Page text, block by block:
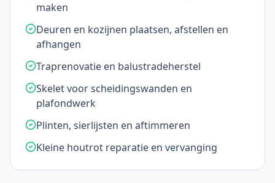
maken
Deuren en kozijnen plaatsen, afstellen en
afhangen
Traprenovatie en balustradeherstel
Skelet voor scheidingswanden en
plafondwerk
Plinten, sierlijsten en aftimmeren
Kleine houtrot reparatie en vervanging